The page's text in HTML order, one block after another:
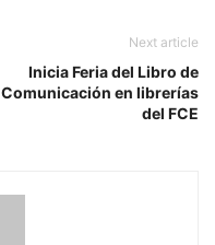
Next article
Inicia Feria del Libro de
Comunicación en librerías
del FCE